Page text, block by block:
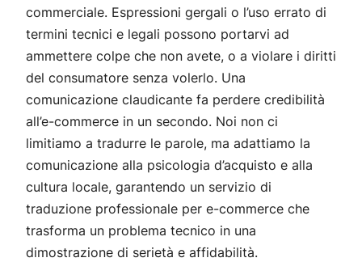
commerciale. Espressioni gergali o l’uso errato di
termini tecnici e legali possono portarvi ad
ammettere colpe che non avete, o a violare i diritti
del consumatore senza volerlo. Una
comunicazione claudicante fa perdere credibilità
all’e-commerce in un secondo. Noi non ci
limitiamo a tradurre le parole, ma adattiamo la
comunicazione alla psicologia d’acquisto e alla
cultura locale, garantendo un servizio di
traduzione professionale per e-commerce che
trasforma un problema tecnico in una
dimostrazione di serietà e affidabilità.